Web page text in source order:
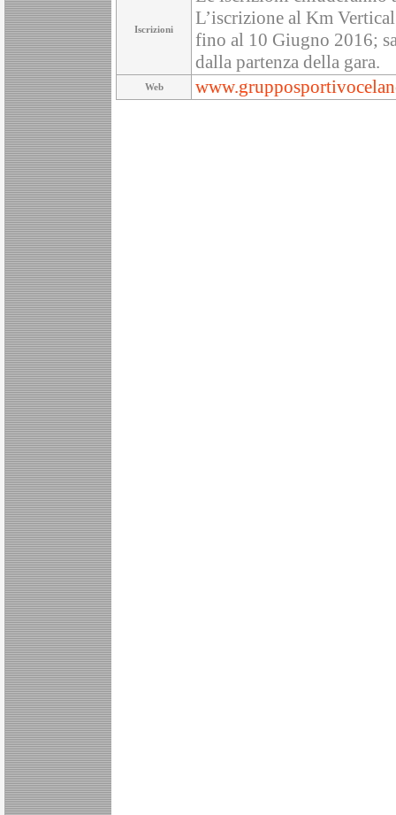
Iscrizioni
L’iscrizione al Km
fino al 10 Giugno 2016;
dalla partenza della gara.
Web